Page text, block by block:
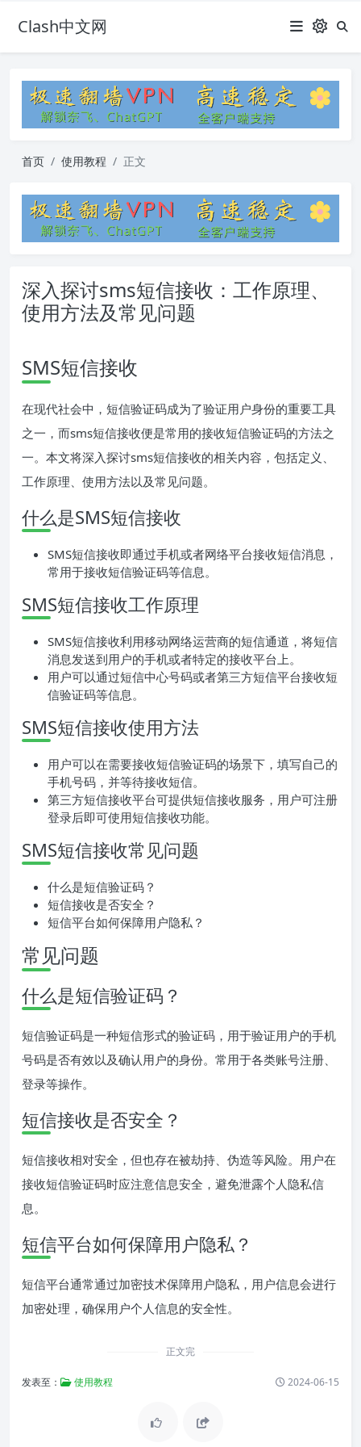
Clash中文网
首页 使用教程 正文
深入探讨sms短信接收：工作原理、
使用方法及常见问题
SMS短信接收
在现代社会中，短信验证码成为了验证用户身份的重要工具
之一，而sms短信接收便是常用的接收短信验证码的方法之
一。本文将深入探讨sms短信接收的相关内容，包括定义、
工作原理、使用方法以及常见问题。
什么是SMS短信接收
SMS短信接收即通过手机或者网络平台接收短信消息，
常用于接收短信验证码等信息。
SMS短信接收工作原理
SMS短信接收利用移动网络运营商的短信通道，将短信
消息发送到用户的手机或者特定的接收平台上。
用户可以通过短信中心号码或者第三方短信平台接收短
信验证码等信息。
SMS短信接收使用方法
用户可以在需要接收短信验证码的场景下，填写自己的
手机号码，并等待接收短信。
第三方短信接收平台可提供短信接收服务，用户可注册
登录后即可使用短信接收功能。
SMS短信接收常见问题
什么是短信验证码？
短信接收是否安全？
短信平台如何保障用户隐私？
常见问题
什么是短信验证码？
短信验证码是一种短信形式的验证码，用于验证用户的手机
号码是否有效以及确认用户的身份。常用于各类账号注册、
登录等操作。
短信接收是否安全？
短信接收相对安全，但也存在被劫持、伪造等风险。用户在
接收短信验证码时应注意信息安全，避免泄露个人隐私信
息。
短信平台如何保障用户隐私？
短信平台通常通过加密技术保障用户隐私，用户信息会进行
加密处理，确保用户个人信息的安全性。
正文完
发表至： 使用教程 2024-06-15